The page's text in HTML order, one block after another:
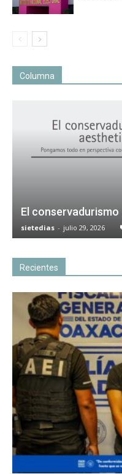
Columna
El
sietedias - julio 29, 2026
Recientes